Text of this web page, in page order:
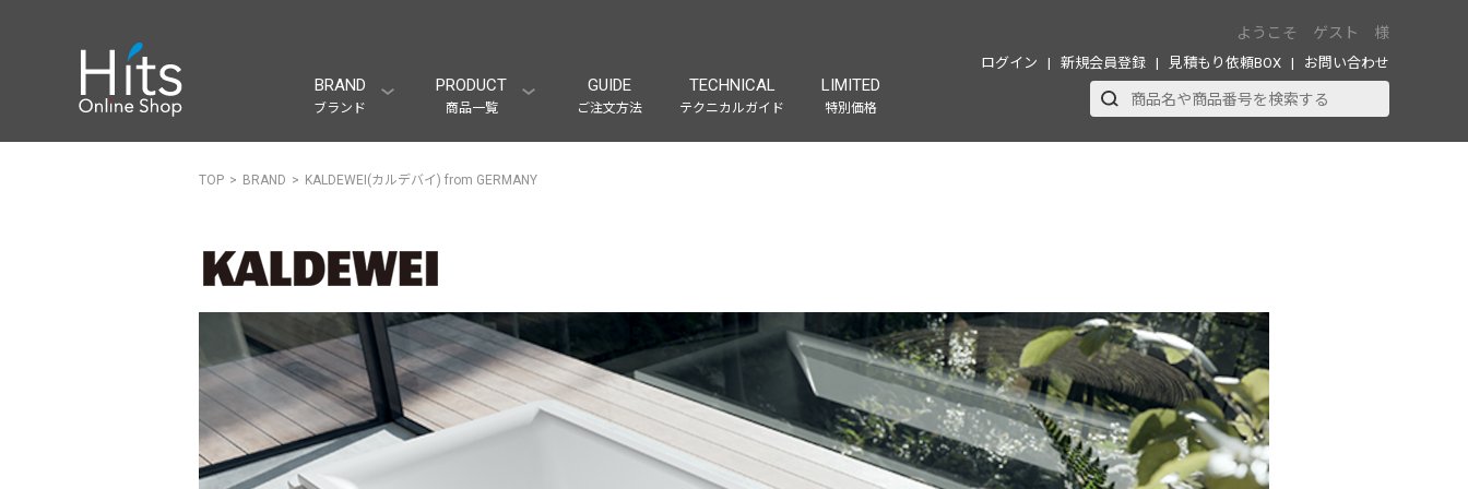
ようこそ ゲスト 様
ログイン 新規会員登録 見積もり依頼BOX お問い合わせ
BRAND
ブランド
PRODUCT
商品一覧
GUIDE
ご注文方法
TECHNICAL
テクニカルガイド
LIMITED
特別価格
TOP BRAND KALDEWEI(カルデバイ) from GERMANY